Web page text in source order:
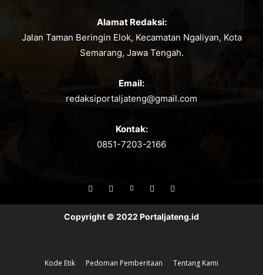
Alamat Redaksi:
Jalan Taman Beringin Elok, Kecamatan Ngaliyan, Kota
Semarang, Jawa Tengah.
Email:
redaksiportaljateng@gmail.com
Kontak:
0851-7203-2166
Copyright © 2022 Portaljateng.id
Kode Etik Pedoman Pemberitaan Tentang Kami